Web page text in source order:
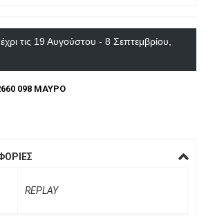
τις 19 Αυγούστου - 8 Σεπτεμβρίου,
098 ΜΑΥΡΟ
REPLAY